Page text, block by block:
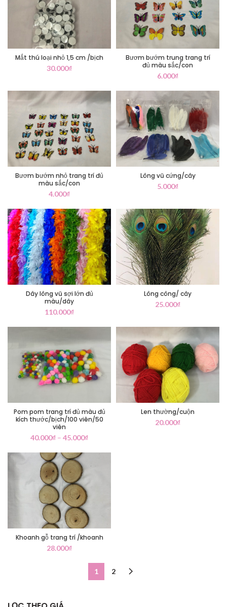
Mắt thú loại nhỏ 1,5 cm /bịch
30.000₫
Bươm bướm trung trang trí
đủ màu sắc/con
6.000₫
Bươm bướm nhỏ trang trí đủ
màu sắc/con
4.000₫
Lông vũ cứng/cây
5.000₫
Dây lông vũ sợi lớn đủ
màu/dây
110.000₫
Lông công/ cây
25.000₫
Pom pom trang trí đủ màu đủ
kích thước/bịch/100 viên/50
viên
40.000₫ – 45.000₫
Len thường/cuộn
20.000₫
Khoanh gỗ trang trí /khoanh
28.000₫
1 2